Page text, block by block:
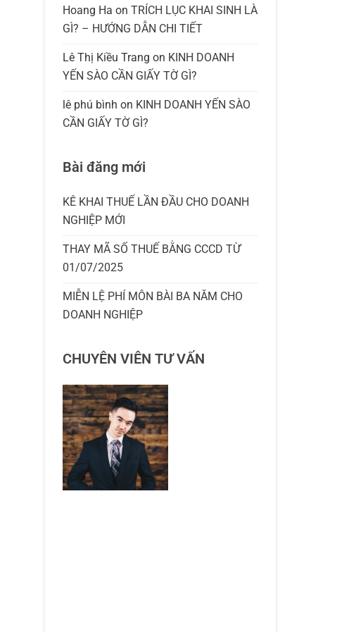
Hoang Ha onTRÍCH LỤC KHAI SINH LÀ
GÌ? – HƯỚNG DẪN CHI TIẾT
Lê Thị Kiều Trang on KINH DOANH
YẾN SÀO CẦN GIẤY TỜ GÌ?
lê phú bình on KINH DOANH YẾN SÀO
CẦN GIẤY TỜ GÌ?
Bài đăng mới
KÊ KHAI THUẾ LẦN ĐẦU CHO DOANH
NGHIỆP MỚI
THAY MÃ SỐ THUẾ BẰNG CCCD TỪ
01/07/2025
MIỄN LỆ PHÍ MÔN BÀI BA NĂM CHO
DOANH NGHIỆP
CHUYÊN VIÊN TƯ VẤN